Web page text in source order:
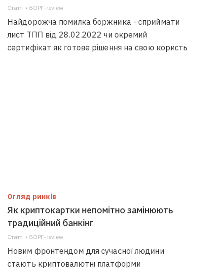
Статті • БОРГ-review
Найдорожча помилка боржника - сприймати
лист ТПП від 28.02.2022 чи окремий
сертифікат як готове рішення на свою користь
Огляд ринків
Як криптокартки непомітно замінюють
традиційний банкінг
Статті • БОРГ-review
Новим фронтендом для сучасної людини
стають криптовалютні платформи